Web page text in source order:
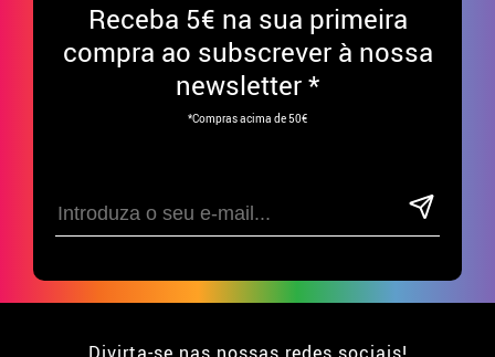
Receba 5€ na sua primeira
compra ao subscrever à nossa
newsletter *
*Compras acima de 50€